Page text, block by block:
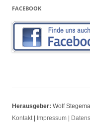
FACEBOOK
Herausgeber: Wolf
Kontakt| Impressum |